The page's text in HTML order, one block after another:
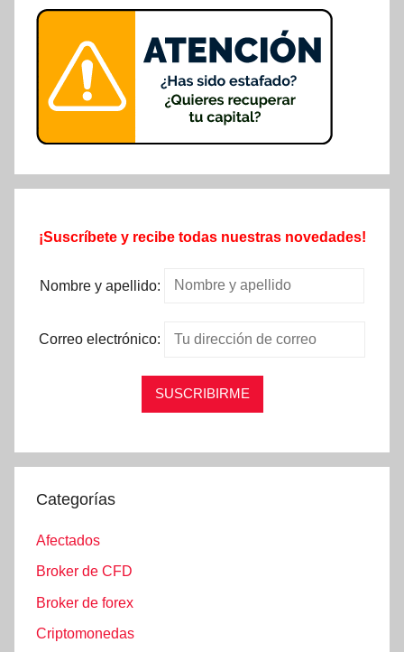
¡Suscríbete y recibe todas nuestras novedades!
Nombre y apellido:
Correo electrónico:
Categorías
Afectados
Broker de CFD
Broker de forex
Criptomonedas